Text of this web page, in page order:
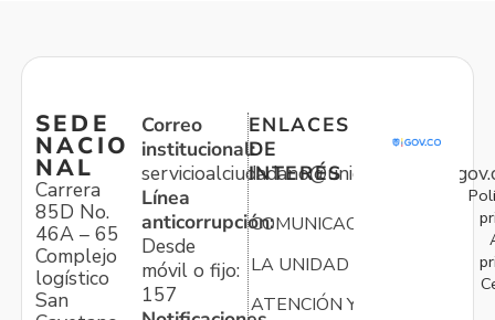
SEDE
NACIO
NAL
Carrera
85D No.
46A – 65
Complejo
logístico
San
Correo
institucional:
Línea
anticorrupción:
Desde
móvil o fijo:
157
ENLACES
DE
INTERÉS
COMUNICACIONES
LA UNIDAD
ATENCIÓN Y